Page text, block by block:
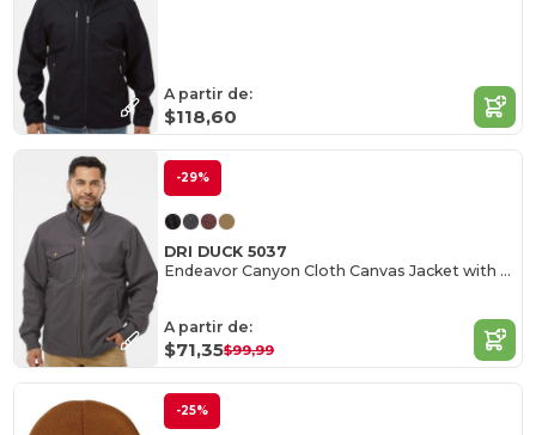
A partir de:
$118,60
-29%
DRI DUCK 5037
Endeavor Canyon Cloth Canvas Jacket with Sherpa Lining
A partir de:
$71,35$99,99
-25%